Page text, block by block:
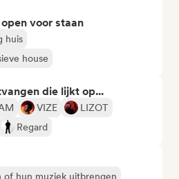
voor staan
huis
house
die lijkt op...
VIZE
LIZOT
Regard
hun muziek uitbrengen